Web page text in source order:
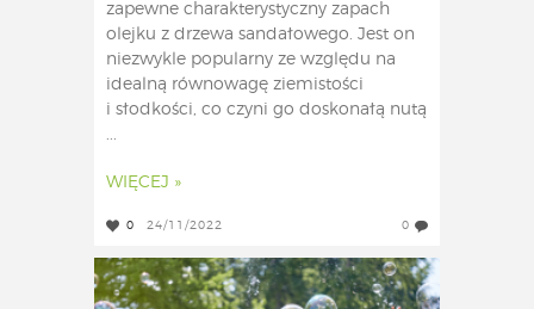
zapewne charakterystyczny zapach
olejku z drzewa sandałowego. Jest on
niezwykle popularny ze względu na
idealną równowagę ziemistości
i słodkości, co czyni go doskonałą nutą
...
WIĘCEJ »
0 24/11/2022 0